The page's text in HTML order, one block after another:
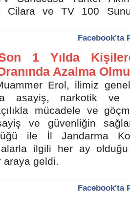
Cilara ve TV 100
Facebook'ta
1 Yılda
Azalma
Erol, ilimiz
asayiş, narkotik ve
mücadele ve
ve güvenliğin
ile İl Jandarma
ilgili her ay
araya geldi.
Facebook'ta